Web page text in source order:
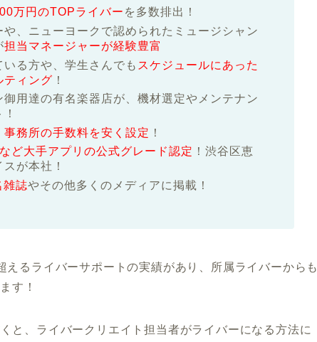
万円のTOPライバー を多数排出！
、ニューヨークで認められたミュージシャン
担当マネージャーが経験豊富
る方や、学生さんでも スケジュールにあった
ティング ！
用達の有名楽器店が、機材選定やメンテナン
事務所の手数料を安く設定 ！
ど大手アプリの公式グレード認定 ！渋谷区恵
が本社！
雑誌やその他多くのメディアに掲載！
るライバーサポートの実績があり、所属ライバーからも
す！
と、ライバークリエイト担当者がライバーになる方法に